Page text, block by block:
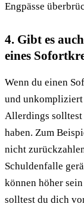
Engpässe
4. Gibt es
eines
Wenn du einen
und unkompliziert
Allerdings
haben. Zum
nicht
Schuldenfalle
können höher
solltest du dich